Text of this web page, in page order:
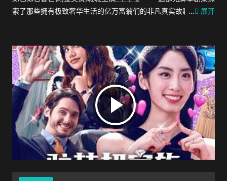
索了那些拥有极致奢华生活的亿万富翁们的非凡真实故事。
珊”，以及帕丽斯·希尔顿式的购物狂，他们都有能
力在世界任何地方生活，但他们热爱韩国，并选择
在这里定居。走进这些社会顶层 1% 的超级外籍富豪的世
界。他们在韩国做什么？他们穿什么、吃什
么？韩国真人秀剧集《驻韩超富族》一窥韩国超级富豪的
奢侈生活。
… 展开